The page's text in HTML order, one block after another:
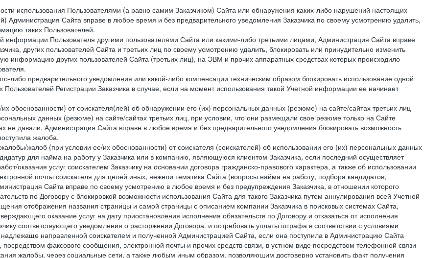
использования Пользователями (а равно самим Заказчиком) Сайта или обнаружения каких-либо нарушений настоящих
Администрация Сайта вправе в любое время и без предварительного уведомления Заказчика по своему усмотрению удалить,
таких Пользователей.
информации Пользователя другими пользователями Сайта или какими-либо третьими лицами, Администрация Сайта вправе
других пользователей Сайта и третьих лиц по своему усмотрению удалить, блокировать или принудительно изменить
информацию других пользователей Сайта (третьих лиц), на ЭВМ и прочих аппаратных средствах которых происходило
либо предварительного уведомления или какой-либо компенсации техническим образом блокировать использование одной
Регистрации Заказчика в случае, если на момент использования такой Учетной информации ее начинает
обоснованности) от соискателя(лей) об обнаружении его (их) персональных данных (резюме) на сайте/сайтах третьих лиц
данных (резюме) на сайте/сайтах третьих лиц, при условии, что они размещали свое резюме только на Сайте
не давали, Администрация Сайта вправе в любое время и без предварительного уведомления блокировать возможность
жалоба.
жалоб (при условии ее/их обоснованности) от соискателя (соискателей) об использовании его (их) персональных данных
для найма на работу у Заказчика или в компанию, являющуюся клиентом Заказчика, если последний осуществляет
оказания услуг соискателем Заказчику на основании договора гражданско-правового характера, а также об использовании
почты соискателя для целей иных, нежели тематика Сайта (вопросы найма на работу, подбора кандидатов,
Сайта вправе по своему усмотрению в любое время и без предупреждения Заказчика, в отношении которого
по Договору с блокировкой возможности использования Сайта для такого Заказчика путем аннулирования всей Учетной
отображения названия страницы и самой страницы с описанием компании Заказчика в поисковых системах Сайта,
оказание услуг на дату приостановления исполнения обязательств по Договору и отказаться от исполнения
соответствующего уведомления о расторжении Договора. и потребовать уплаты штрафа в соответствии с условиями
направленной соискателем и полученной Администрацией Сайта, если она поступила в Администрацию Сайта
факсового сообщения, электронной почты и прочих средств связи, в устном виде посредством телефонной связи
жалобы, через социальные сети, а также любым иным образом, позволяющим достоверно установить факт получения